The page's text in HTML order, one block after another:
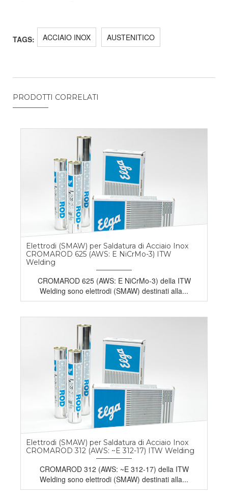
TAGS: ACCIAIO INOX AUSTENITICO
PRODOTTI CORRELATI
Elettrodi (SMAW) per Saldatura di Acciaio Inox
CROMAROD 625 (AWS: E NiCrMo-3) ITW
Welding
CROMAROD 625 (AWS: E NiCrMo-3) della ITW
Welding sono elettrodi (SMAW) destinati alla...
Elettrodi (SMAW) per Saldatura di Acciaio Inox
CROMAROD 312 (AWS: ~E 312-17) ITW Welding
CROMAROD 312 (AWS: ~E 312-17) della ITW
Welding sono elettrodi (SMAW) destinati alla...